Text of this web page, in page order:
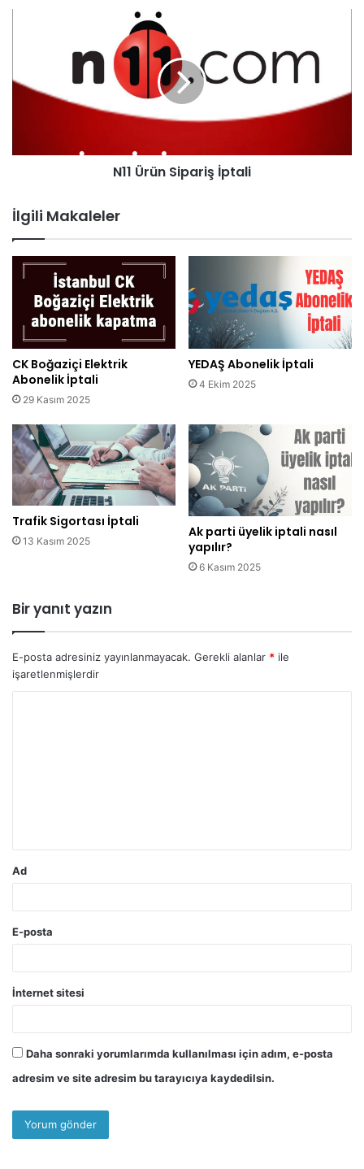
N11 Ürün Sipariş İptali
İlgili Makaleler
CK Boğaziçi Elektrik
Abonelik İptali
29 Kasım 2025
YEDAŞ Abonelik İptali
4 Ekim 2025
Trafik Sigortası İptali
13 Kasım 2025
Ak parti üyelik iptali nasıl
yapılır?
6 Kasım 2025
Bir yanıt yazın
E-posta adresiniz yayınlanmayacak. Gerekli alanlar * ile
işaretlenmişlerdir
Ad
E-posta
İnternet sitesi
Daha sonraki yorumlarımda kullanılması için adım, e-posta
adresim ve site adresim bu tarayıcıya kaydedilsin.